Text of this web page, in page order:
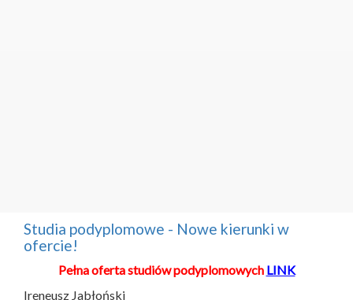
Studia podyplomowe - Nowe kierunki w
ofercie!
Pełna oferta studiów podyplomowych LINK
Ireneusz Jabłoński